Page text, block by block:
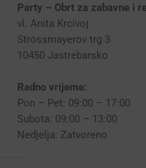
Party – Obrt za zabavne i
vl. Anita Krcivoj
Strossmayerov trg 3
10450 Jastrebarsko
Radno vrijeme:
Pon – Pet: 09:00 – 17:00
Subota: 09:00 – 13:00
Nedjelja: Zatvoreno